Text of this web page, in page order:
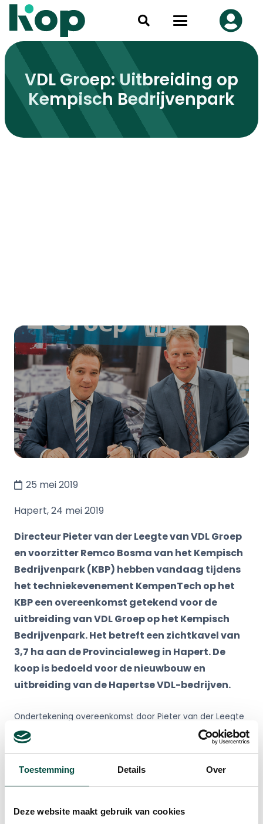
Toestemming Details Over
Deze website maakt gebruik van cookies
VDL Groep: Uitbreiding op
Kempisch Bedrijvenpark
25 mei 2019
Hapert, 24 mei 2019
Directeur Pieter van der Leegte van VDL Groep
en voorzitter Remco Bosma van het Kempisch
Bedrijvenpark (KBP) hebben vandaag tijdens
het techniekevenement KempenTech op het
KBP een overeenkomst getekend voor de
uitbreiding van VDL Groep op het Kempisch
Bedrijvenpark. Het betreft een zichtkavel van
3,7 ha aan de Provincialeweg in Hapert. De
koop is bedoeld voor de nieuwbouw en
uitbreiding van de Hapertse VDL-bedrijven.
Ondertekening overeenkomst door Pieter van der Leegte
en Remco Bosma
Directeur Pieter van der Leegte: “Met de koop van
streven we de groeiambitie na van onze lokale